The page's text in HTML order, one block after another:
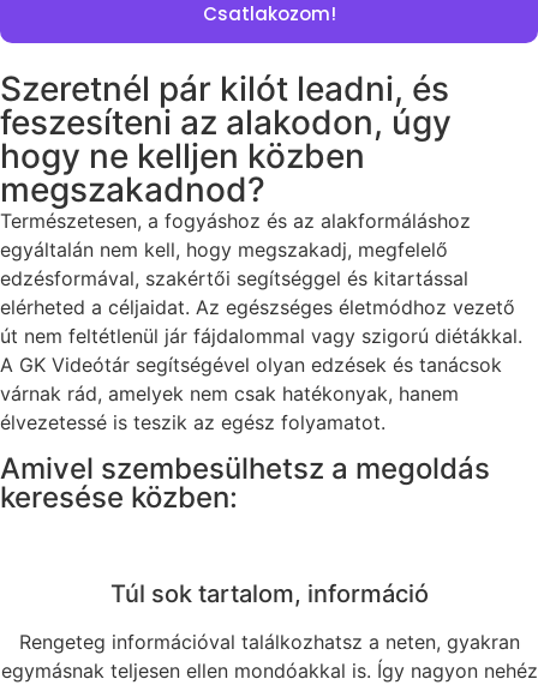
Csatlakozom!
Szeretnél pár kilót leadni, és
feszesíteni az alakodon, úgy
hogy ne kelljen közben
megszakadnod?
Természetesen, a fogyáshoz és az alakformáláshoz
egyáltalán nem kell, hogy megszakadj, megfelelő
edzésformával, szakértői segítséggel és kitartással
elérheted a céljaidat. Az egészséges életmódhoz vezető
út nem feltétlenül jár fájdalommal vagy szigorú diétákkal.
A GK Videótár segítségével olyan edzések és tanácsok
várnak rád, amelyek nem csak hatékonyak, hanem
élvezetessé is teszik az egész folyamatot.
Amivel szembesülhetsz a megoldás
keresése közben:
Túl sok tartalom, információ
Rengeteg információval találkozhatsz a neten, gyakran
egymásnak teljesen ellen mondóakkal is. Így nagyon nehéz